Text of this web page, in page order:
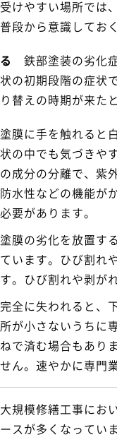
けやすい場所では
段から意識してお
鉄部塗装の劣化
の初期段階の症状
替えの時期が来た
膜に手を触れると
の中でも気づきや
成分の分離で、紫
水性などの機能が
要があります。
膜の劣化を放置す
います。ひび割れ
。ひび割れや剥が
全に失われると、
が小さないうちに
で済む場合もあり
ん。速やかに専門
規模修繕工事にお
スが多くなってい